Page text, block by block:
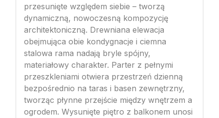
przesunięte względem siebie – tworzą
dynamiczną, nowoczesną kompozycję
architektoniczną. Drewniana elewacja
obejmująca obie kondygnacje i ciemna
stalowa rama nadają bryle spójny,
materiałowy charakter. Parter z pełnymi
przeszkleniami otwiera przestrzeń dzienną
bezpośrednio na taras i basen zewnętrzny,
tworząc płynne przejście między wnętrzem a
ogrodem. Wysunięte piętro z balkonem unosi